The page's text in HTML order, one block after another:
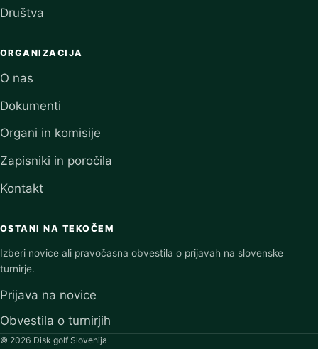
Društva
ORGANIZACIJA
O nas
Dokumenti
Organi in komisije
Zapisniki in poročila
Kontakt
OSTANI NA TEKOČEM
Izberi novice ali pravočasna obvestila o prijavah na slovenske
turnirje.
Prijava na novice
Obvestila o turnirjih
© 2026 Disk golf Slovenija